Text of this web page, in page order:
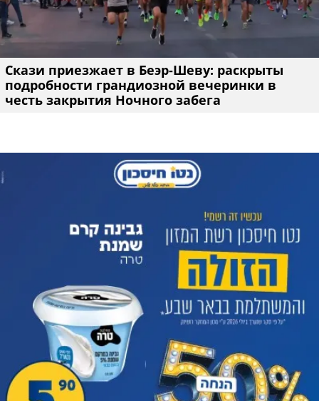
Скази приезжает в Беэр-Шеву: раскрыты
подробности грандиозной вечеринки в
честь закрытия Ночного забега